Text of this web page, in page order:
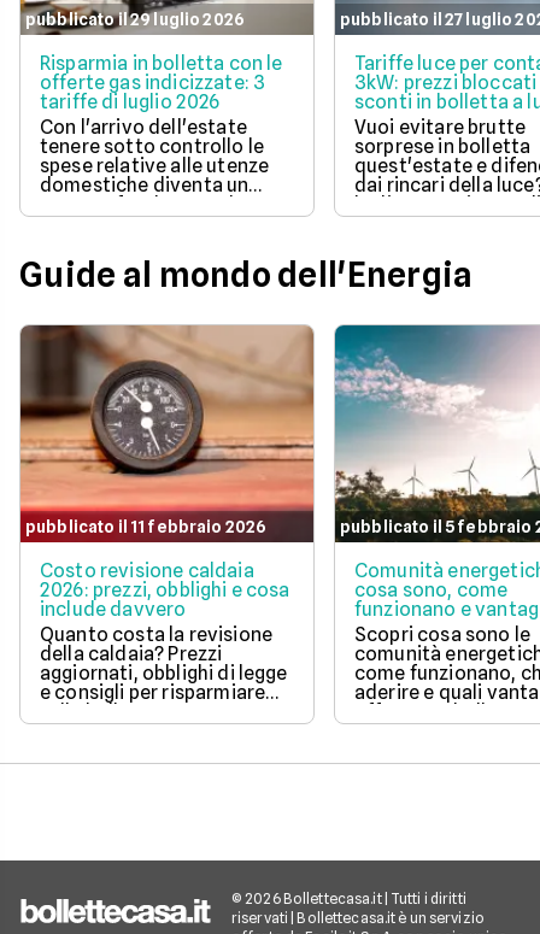
pubblicato il 29 luglio 2026
Risparmia in bolletta con le
offerte gas indicizzate: 3
tariffe di luglio 2026
Con l'arrivo dell'estate
tenere sotto controllo le
spese relative alle utenze
domestiche diventa un
aspetto fondamentale per
la pianificazione del bilancio
soluzione a prezzo variabile
consente di agganciare la
all'andamento aggiornato
del mercato dell'energia
naturale.
pubblicato il 27 luglio
Tariffe luce per
3kW: prezzi bloccati
sconti in bolletta a
2026
Vuoi evitare brutte
sorprese in bolletta
quest'estate e
dai rincari della
luglio 2026 ci sono
offerte con prezzo
aiutano a tenere
controllo le spese di
Scopri la soluzione
conveniente per te
quelle proposte da
Illumia e Ajò Energia
risparmiare fin da
Guide al mondo dell'Energia
pubblicato il 11 febbraio 2026
Costo revisione caldaia
2026: prezzi, obblighi e cosa
include davvero
Quanto costa la revisione
della caldaia? Prezzi
aggiornati, obblighi di legge
e consigli per risparmiare
sulla bolletta gas.
pubblicato il 5 febbraio
Comunità
cosa sono, come
funzionano e
Scopri cosa sono le
comunità
come funzionano,
aderire e quali
offrono su bolletta e
sostenibilità.
© 2026 Bollettecasa.it | Tutti i diritti
riservati | Bollettecasa.it è un servizio